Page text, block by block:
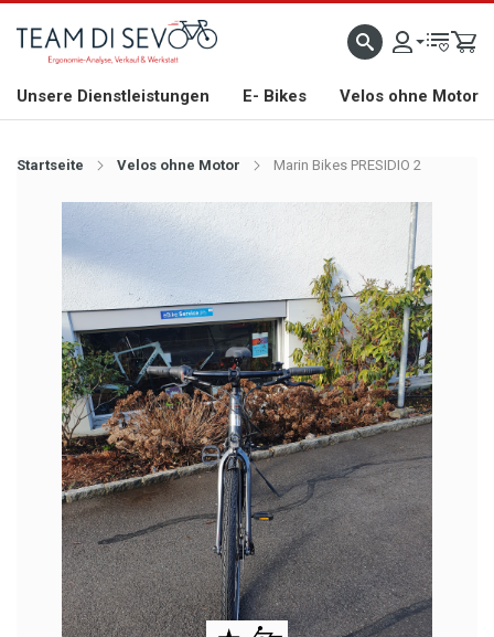
WILLKOMMEN GROSSE AUSWAHL AN RENNRÄDERN, GRAVEL, E-BIKES UND
Unsere Dienstleistungen E- Bikes Velos ohne Motor
Startseite Velos ohne Motor Marin Bikes PRESIDIO 2